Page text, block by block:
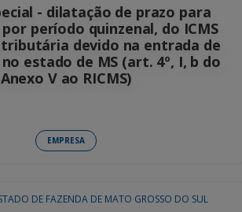
- dilatação de prazo para
período quinzenal, do ICMS
devido na entrada de
estado de MS (art. 4º, I, b do
Anexo V ao RICMS)
EMPRESA
DE FAZENDA DE MATO GROSSO DO SUL